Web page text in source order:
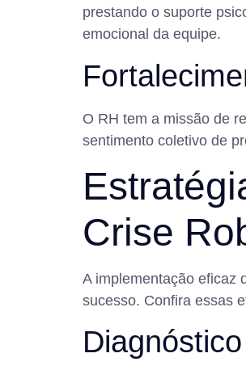
prestando o suporte
emocional da equipe.
O RH tem a missão de
sentimento coletivo de
Crise
A implementação eficaz
sucesso. Confira essas